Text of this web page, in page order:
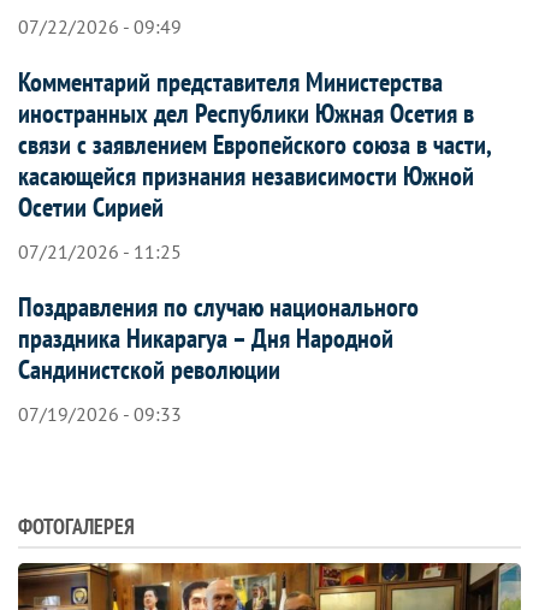
07/22/2026 - 09:49
Комментарий представителя Министерства
иностранных дел Республики Южная Осетия в
связи с заявлением Европейского союза в части,
касающейся признания независимости Южной
Осетии Сирией
07/21/2026 - 11:25
Поздравления по случаю национального
праздника Никарагуа – Дня Народной
Сандинистской революции
07/19/2026 - 09:33
ФОТОГАЛЕРЕЯ